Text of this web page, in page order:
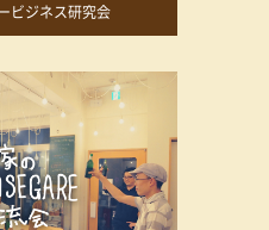
ビジネス研究会